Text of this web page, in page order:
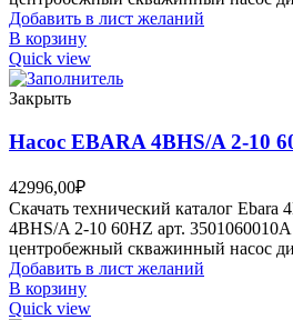
Добавить в лист желаний
В корзину
Quick view
Закрыть
Насос EBARA 4BHS/A 2-10
42996,00₽
Скачать технический каталог
4BHS/A 2-10 60HZ арт.
центробежный скважинный насос
Добавить в лист желаний
В корзину
Quick view